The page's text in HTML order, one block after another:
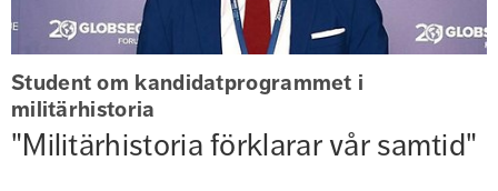
Student om kandidatprogrammet i
militärhistoria
"Militärhistoria förklarar vår samtid"